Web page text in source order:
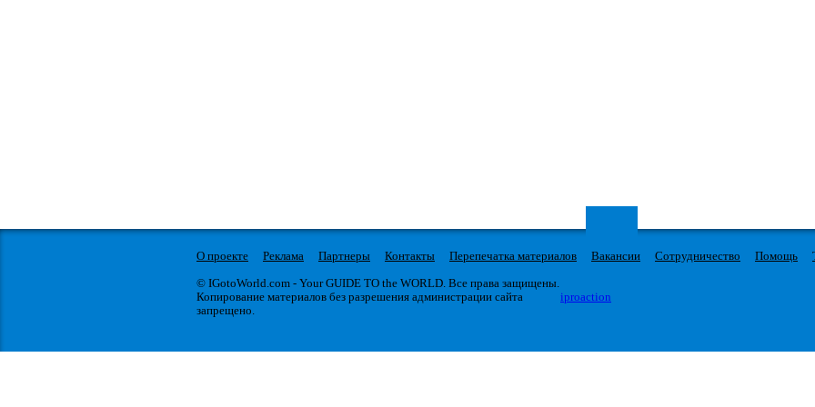
О проекте Реклама Партнеры Контакты Перепечатка материалов Вакансии Сотрудничество Помощь
© IGotoWorld.com - Your GUIDE TO the WORLD. Все права защищены.
Копирование материалов без разрешения администрации сайта
запрещено.
iproaction